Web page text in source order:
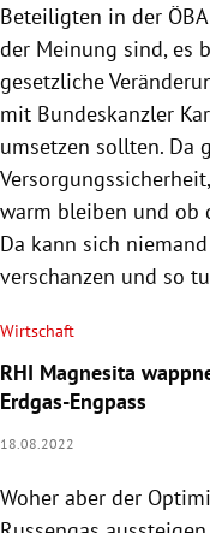
Beteiligten in der
der Meinung sind, es
gesetzliche
mit Bundeskanzler
umsetzen sollten. Da
warm bleiben und ob
Da kann sich
verschanzen und so
Wirtschaft
RHI Magnesita
Erdgas-Engpass
18.08.2022
Woher aber der